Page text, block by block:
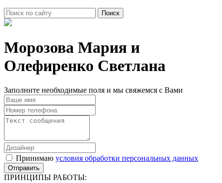
Морозова Мария и
Олефиренко Светлана
Заполните необходимые поля и мы свяжемся с Вами
Принимаю условия обработки персональных данных
ПРИНЦИПЫ РАБОТЫ: